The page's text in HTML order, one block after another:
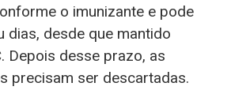
o imunizante e pode
dias, desde que mantido
Depois desse prazo, as
precisam ser descartadas.